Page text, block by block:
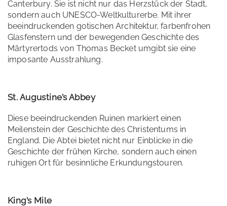
Canterbury. Sie ist nicht nur das Herzstück der Stadt,
sondern auch UNESCO-Weltkulturerbe. Mit ihrer
beeindruckenden gotischen Architektur, farbenfrohen
Glasfenstern und der bewegenden Geschichte des
Märtyrertods von Thomas Becket umgibt sie eine
imposante Ausstrahlung.
St. Augustine’s Abbey
Diese beeindruckenden Ruinen markiert einen
Meilenstein der Geschichte des Christentums in
England. Die Abtei bietet nicht nur Einblicke in die
Geschichte der frühen Kirche, sondern auch einen
ruhigen Ort für besinnliche Erkundungstouren.
King’s Mile